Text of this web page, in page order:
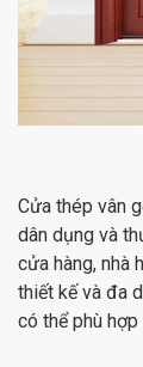
Cửa thép vân
dân dụng và
cửa hàng, nhà
thiết kế và đa
có thể phù